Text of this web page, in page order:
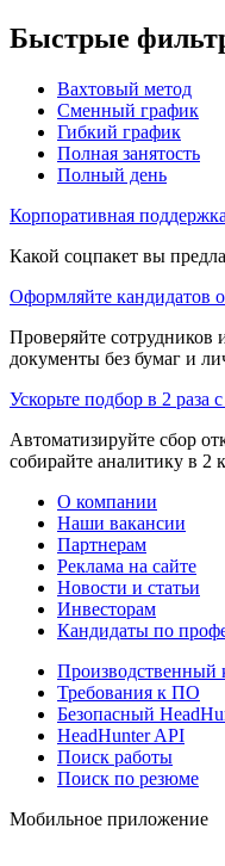
Быстрые
Вахтовый метод
Сменный график
Гибкий график
Полная занятость
Полный день
Корпоративная
Какой соцпакет вы
Оформляйте кандидатов
Проверяйте сотрудников
документы без бумаг и
Ускорьте подбор в 2 раза
Автоматизируйте сбор
собирайте аналитику в 2
О компании
Наши вакансии
Партнерам
Реклама на сайте
Новости и статьи
Инвесторам
Кандидаты по
Производственный
Требования к ПО
Безопасный
HeadHunter API
Поиск работы
Поиск по резюме
Мобильное приложение